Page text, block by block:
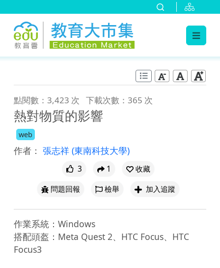
點閱數：3,423 次 下載次數：365 次
熱對物質的影響
web
作者： 張志祥 (東南科技大學)
3 1
收藏
問題回報
檢舉 加入追蹤
作業系統：Windows
搭配頭盔：Meta Quest 2、HTC Focus、HTC
Focus3